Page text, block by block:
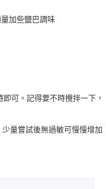
加些鹽巴調味
可。記得要不時攪拌一下，
量嘗試後無過敏可慢慢增加